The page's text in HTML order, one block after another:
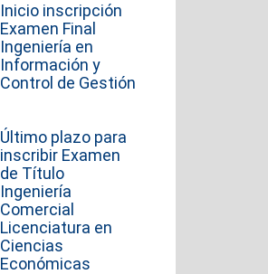
Inicio inscripción
Examen Final
Ingeniería en
Información y
Control de Gestión
Último plazo para
inscribir Examen
de Título
Ingeniería
Comercial
Licenciatura en
Ciencias
Económicas